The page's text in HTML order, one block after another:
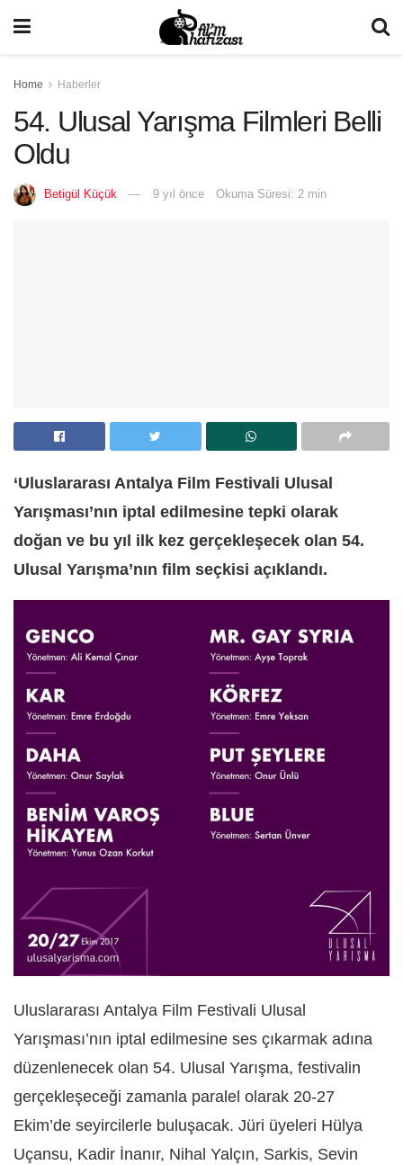
Home Haberler
54. Ulusal Yarışma Filmleri Belli
Oldu
Betigül Küçük 9 yıl önce Okuma Süresi: 2 min
‘Uluslararası Antalya Film Festivali Ulusal
Yarışması’nın iptal edilmesine tepki olarak
doğan ve bu yıl ilk kez gerçekleşecek olan 54.
Ulusal Yarışma’nın film seçkisi açıklandı.
Uluslararası Antalya Film Festivali Ulusal
Yarışması’nın iptal edilmesine ses çıkarmak adına
düzenlenecek olan 54. Ulusal Yarışma, festivalin
gerçekleşeceği zamanla paralel olarak 20-27
Ekim’de seyircilerle buluşacak. Jüri üyeleri Hülya
Uçansu, Kadir İnanır, Nihal Yalçın, Sarkis, Sevin